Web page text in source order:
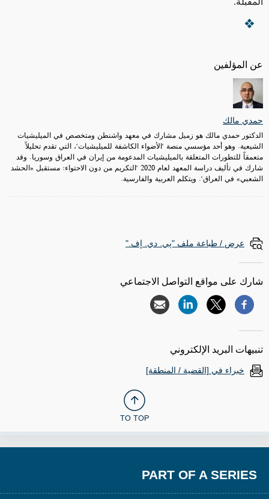
عن المؤلفين
حمدي مالك
الدكتور حمدي مالك هو زميل مشارك في معهد واشنطن ومتخصص في الميليشيات
الشيعية. وهو أحد مؤسسي منصة "الأضواء الكاشفة للميليشيات"، التي تقدم تحليلاً
متعمقاً للتطورات المتعلقة بالميليشيات المدعومة من إيران في العراق وسوريا. وقد
شارك في تأليف دراسة المعهد لعام 2020 "التكريم من دون الاحتواء: مستقبل «الحشد
الشعبي» في العراق". ويتكلم العربية والفارسية.
عرض / طباعة ملف "پي. دي. إف."
شارك على مواقع التواصل الاجتماعي
تنبيهات البريد الإلكتروني
خبراء في [القضية / المنطقة]
TO TOP
PART OF A SERIES